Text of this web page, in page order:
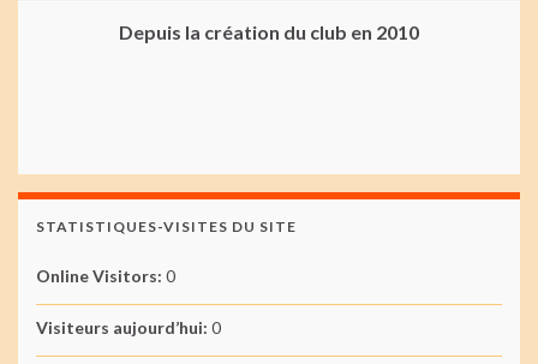
Depuis la création du club en 2010
STATISTIQUES-VISITES DU SITE
Online Visitors: 0
Visiteurs aujourd’hui: 0